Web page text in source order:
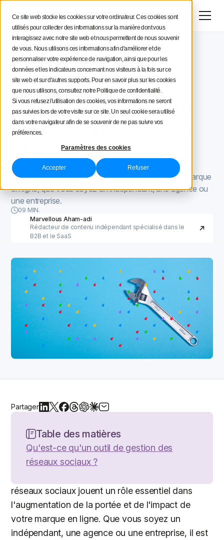
Ce site web stocke les cookies sur votre ordinateur. Ces cookies sont
utilisés pour collecter des informations sur la manière dont vous
interagissez avec notre site web et nous permettent de nous souvenir
de vous. Nous utilisons ces informations afin d'améliorer et de
personnaliser votre expérience de navigation, ainsi que pour les
données et les indicateurs concernant nos visiteurs à la fois sur ce
site web et sur d'autres supports. Pour en savoir plus sur les cookies
que nous utilisons, consultez notre Politique de confidentialité.
Si vous refusez l'utilisation des cookies, vos informations ne seront
pas suivies lors de votre visite sur ce site. Un seul cookie sera utilisé
dans votre navigateur afin de se souvenir de ne pas suivre vos
préférences.
Paramètres des cookies
Accepter Refuser
Essai gratuit
Menu
Stratégie social media
Conseils aux créateurs
Iconosquare
Blog Iconosquare Outils et astuces
Outils et astuces August 27, 2021 Mis à jour leJuly 31, 2023
23 meilleurs outils
de réseaux sociaux
pour les freelances
et les agences
réseaux sociaux jouent un rôle essentiel dans
l'augmentation de la portée et de l'impact de votre marque
en ligne, que vous soyez un indépendant, une agence ou
une entreprise.
09 MIN.
Marvellous Aham-adi
Rédacteur de contenu indépendant spécialisé dans le
B2B et le SaaS
Partager
Table des matières
Qu'est-ce qu'un outil de gestion des
réseaux sociaux ?
réseaux sociaux jouent un rôle essentiel dans
l'augmentation de la portée et de l'impact de
votre marque en ligne. Que vous soyez un
indépendant, une agence ou une entreprise, il est